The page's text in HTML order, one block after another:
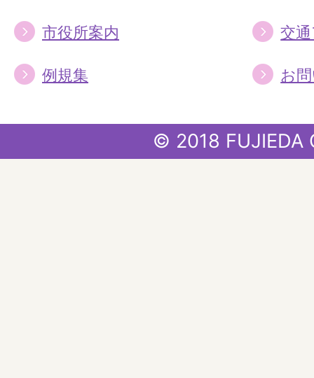
市役所案内 交
例規集 お
© 2018 FUJIEDA